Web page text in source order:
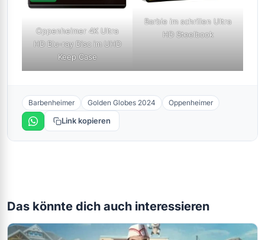
Oppenheimer 4K Ultra
HD Blu-ray Disc im UHD
Keep Case
Barbie im schrillen Ultra
HD Steelbook
Barbenheimer Golden Globes 2024 Oppenheimer
Link kopieren
Das könnte dich auch interessieren